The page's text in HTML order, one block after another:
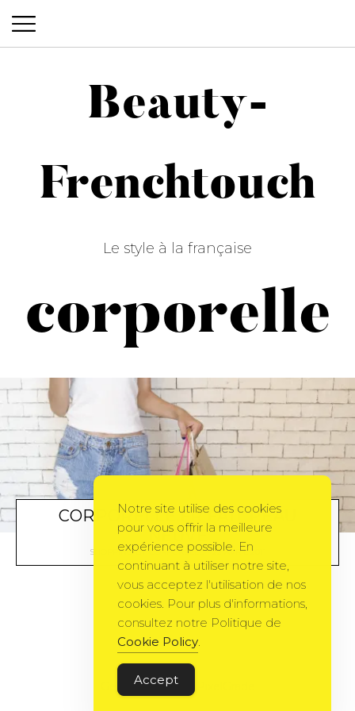
Beauty-Frenchtouch
Beauty-
Frenchtouch
Le style à la française
corporelle
CORPORELLE.FR FAIT PEAU
NEUVE
SHOPPINGBYCORPORELLE 22 AVRIL 2011
Gema Theme
Notre site utilise des cookies
pour vous offrir la meilleure
expérience possible. En
continuant à utiliser notre site,
vous acceptez l'utilisation de nos
cookies. Pour plus d'informations,
consultez notre Politique de
Cookie Policy.
Accept